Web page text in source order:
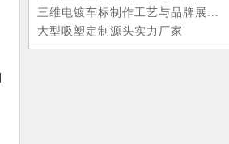
三维电镀车标制作工艺与品牌展...
大型吸塑定制源头实力厂家